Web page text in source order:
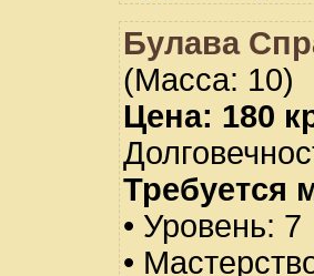
Булава
(Масса: 10)
Цена: 180
Требуется
• Уровень: 7
•